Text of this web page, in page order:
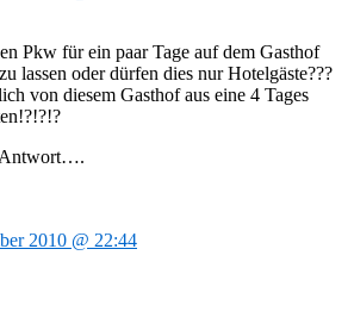
Pkw für ein paar Tage auf dem Gasthof
lassen oder dürfen dies nur Hotelgäste???
von diesem Gasthof aus eine 4 Tages
Antwort….
2010 @ 22:44